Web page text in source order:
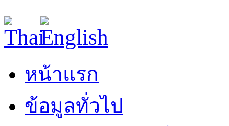
หน้าแรก
ข้อมูลทั่วไป